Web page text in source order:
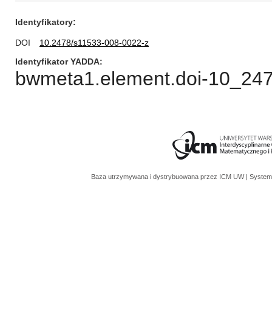
Identyfikatory
DOI
10.2478/s11533-008-0022-z
Identyfikator YADDA
bwmeta1.element.doi-
Baza utrzymywana i dystrybuowana przez ICM UW |